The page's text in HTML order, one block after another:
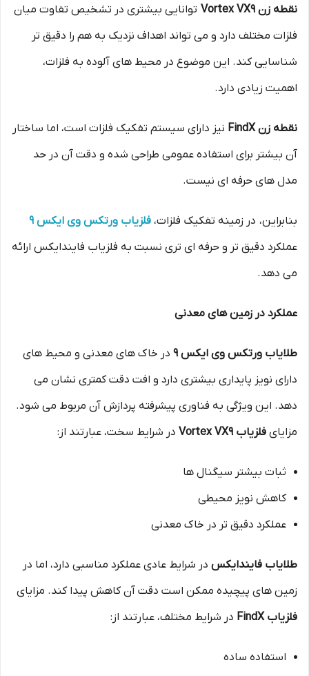
نقطه زن Vortex VX9
توانایی بیشتری در تشخیص تفاوت میان
فلزات مختلف دارد و می تواند اهداف نزدیک به هم را دقیق تر
شناسایی کند. این موضوع در محیط های آلوده به فلزات،
اهمیت زیادی دارد.
نقطه زن FindX
نیز دارای سیستم تفکیک فلزات است، اما ساختار
آن بیشتر برای استفاده عمومی طراحی شده و دقت آن در حد
مدل های حرفه ای نیست.
بنابراین، در زمینه تفکیک فلزات، فلزیاب ورتکس وی ایکس 9
عملکرد دقیق تر و حرفه ای تری نسبت به فلزیاب فایندایکس ارائه
می دهد.
عملکرد در زمین های معدنی
طلایاب ورتکس وی ایکس 9
در خاک های معدنی و محیط های
دارای نویز پایداری بیشتری دارد و افت دقت کمتری نشان می
دهد. این ویژگی به فناوری پیشرفته پردازش آن مربوط می شود.
مزایای فلزیاب Vortex VX9 در شرایط سخت، عبارتند از:
ثبات بیشتر سیگنال ها
کاهش نویز محیطی
عملکرد دقیق تر در خاک معدنی
طلایاب فایندایکس در شرایط عادی عملکرد مناسبی دارد، اما در
زمین های پیچیده ممکن است دقت آن کاهش پیدا کند. مزایای
فلزیاب FindX
در شرایط مختلف، عبارتند از:
استفاده ساده